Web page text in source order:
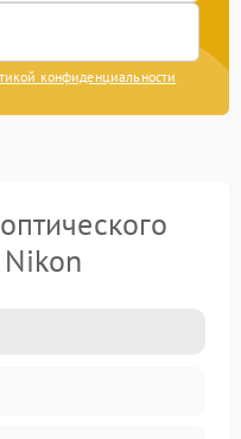
конфиденциальности